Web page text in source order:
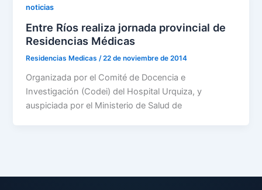
noticias
Entre Ríos realiza jornada provincial de
Residencias Médicas
Residencias Medicas/22 de noviembre de 2014
Organizada por el Comité de Docencia e
Investigación (Codei) del Hospital Urquiza, y
auspiciada por el Ministerio de Salud de